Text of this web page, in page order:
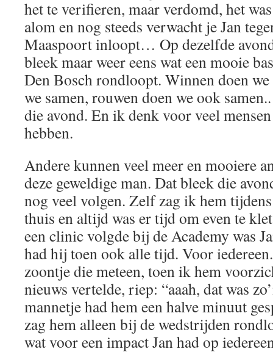
het te verifieren, maar verdomd, het
alom en nog steeds verwacht je Jan
Maaspoort inloopt… Op dezelfde
bleek maar weer eens wat een mooie
Den Bosch rondloopt. Winnen doen we
we samen, rouwen doen we ook
die avond. En ik denk voor veel
hebben.
Andere kunnen veel meer en mooiere
deze geweldige man. Dat bleek die
nog veel volgen. Zelf zag ik hem
thuis en altijd was er tijd om even te
een clinic volgde bij de Academy was
had hij toen ook alle tijd. Voor
zoontje die meteen, toen ik hem
nieuws vertelde, riep: “aaah, dat was
mannetje had hem een halve minuut
zag hem alleen bij de wedstrijden
wat voor een impact Jan had op